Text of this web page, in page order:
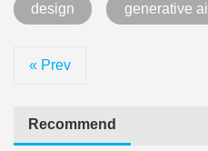
design generative ai
« Prev
Recommend